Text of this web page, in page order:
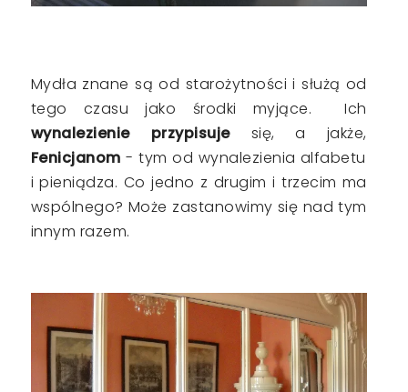
Mydła znane są od starożytności i służą od
tego czasu jako środki myjące. Ich
wynalezienie przypisujesię, a jakże,
Fenicjanom - tym od wynalezienia alfabetu
i pieniądza. Co jedno z drugim i trzecim ma
wspólnego? Może zastanowimy się nad tym
innym razem.